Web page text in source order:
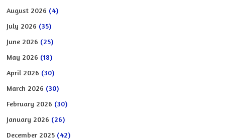
August 2026 (4)
July 2026 (35)
June 2026 (25)
May 2026 (18)
April 2026 (30)
March 2026 (30)
February 2026 (30)
January 2026 (26)
December 2025 (42)